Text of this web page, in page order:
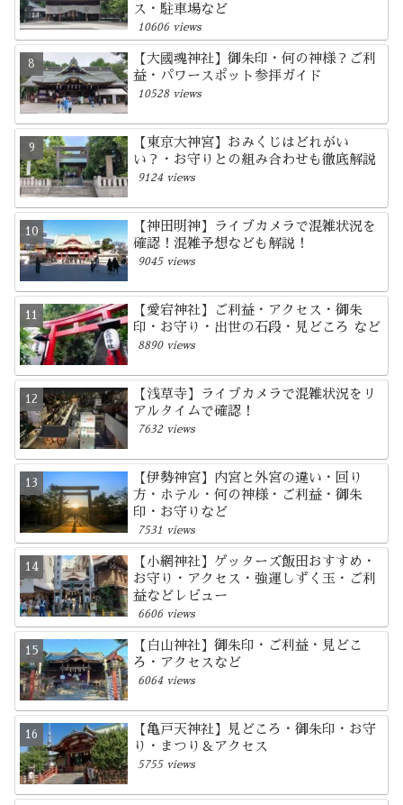
ス・駐車場など
10606 views
【大國魂神社】御朱印・何の神様？ご利
益・パワースポット参拝ガイド
10528 views
【東京大神宮】おみくじはどれがい
い？・お守りとの組み合わせも徹底解説
9124 views
【神田明神】ライブカメラで混雑状況を
確認！混雑予想なども解説！
9045 views
【愛宕神社】ご利益・アクセス・御朱
印・お守り・出世の石段・見どころ など
8890 views
【浅草寺】ライブカメラで混雑状況をリ
アルタイムで確認！
7632 views
【伊勢神宮】内宮と外宮の違い・回り
方・ホテル・何の神様・ご利益・御朱
印・お守りなど
7531 views
【小網神社】ゲッターズ飯田おすすめ・
お守り・アクセス・強運しずく玉・ご利
益などレビュー
6606 views
【白山神社】御朱印・ご利益・見どこ
ろ・アクセスなど
6064 views
【亀戸天神社】見どころ・御朱印・お守
り・まつり＆アクセス
5755 views